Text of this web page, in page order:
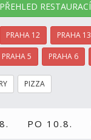
PŘEHLED RESTAURACÍ
PRAHA 12 PRAHA 13
PRAHA 5 PRAHA 6
PIZZA
PO 10.8.